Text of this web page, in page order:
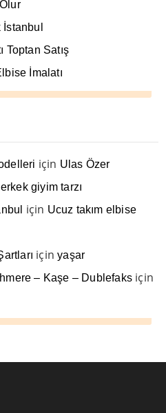
Toptan Satış
İmalatı
için Ulas Özer
erkek giyim tarzı
için Ucuz takım elbise
içinyaşar
– Kaşe – Dublefaksiçin